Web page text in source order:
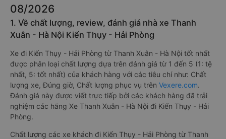
08/2026
1. Về chất lượng, review, đánh giá nhà xe Thanh
Xuân - Hà Nội Kiến Thụy - Hải Phòng
Xe đi Kiến Thụy - Hải Phòng từ Thanh Xuân - Hà Nội tốt nhất
được phân loại chất lượng dựa trên đánh giá từ 1 đến 5 (1: tệ
nhất, 5: tốt nhất) của khách hàng với các tiêu chí như: Chất
lượng xe, Đúng giờ, Chất lượng phục vụ trên Vexere.com.
Đánh giá này được viết trực tiếp bởi các khách hàng đã trải
nghiệm các hãng Xe Thanh Xuân - Hà Nội đi Kiến Thụy - Hải
Phòng.
Chất lượng các xe khách đi Kiến Thụy - Hải Phòng từ Thanh